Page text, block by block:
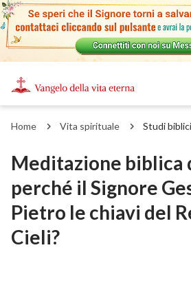
Home Vita spirituale Studi biblici
Meditazione biblica
perché il Signore
Pietro le chiavi del
Cieli?